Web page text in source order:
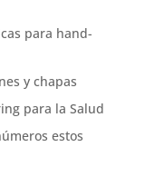
para hand-
y chapas
para la Salud
estos